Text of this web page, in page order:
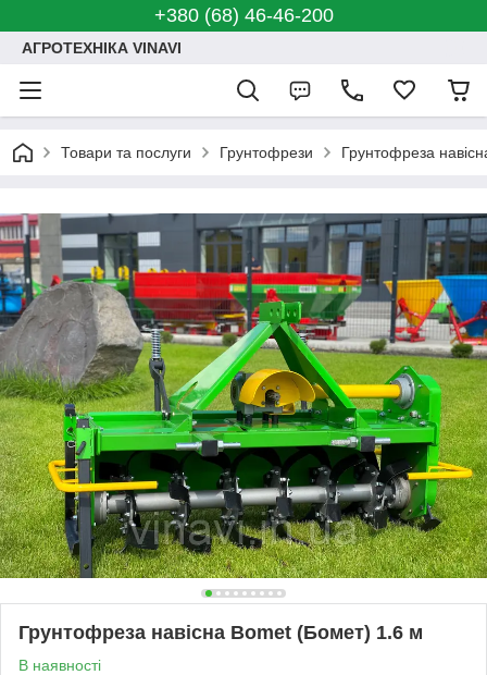
+380 (68) 46-46-200
АГРОТЕХНІКА VINAVI
Товари та послуги Грунтофрези Грунтофреза
Грунтофреза навісна Bomet (Бомет) 1.6 м
В наявності